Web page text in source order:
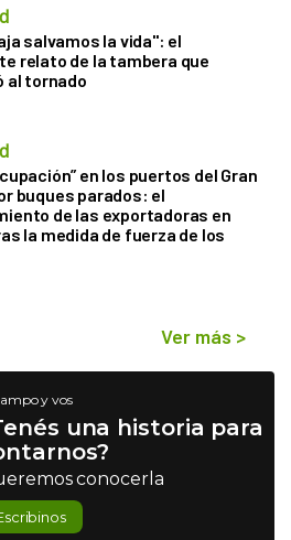
salvamos la vida": el
relato de la tambera que
al tornado
en los puertos del Gran
buques parados: el
de las exportadoras en
la medida de fuerza de los
Ver más >
y vos
una historia para
conocerla